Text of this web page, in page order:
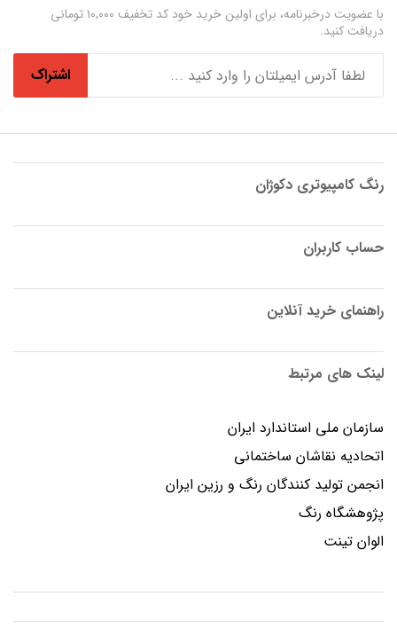
با عضویت درخبرنامه، برای اولین خرید خود کد تخفیف ۱۰,۰۰۰ تومانی
دریافت کنید.
اشتراک
رنگ کامپیوتری دکوژان
حساب کاربران
راهنمای خرید آنلاین
لینک های مرتبط
سازمان ملی استاندارد ایران
اتحادیه نقاشان ساختمانی
انجمن توليد كنندگان رنگ و رزين ايران
پژوهشگاه رنگ
الوان تینت